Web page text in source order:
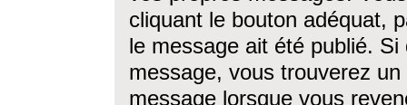
cliquant le bouton adéquat,
le message ait été publié. Si
message, vous trouverez
message lorsque vous